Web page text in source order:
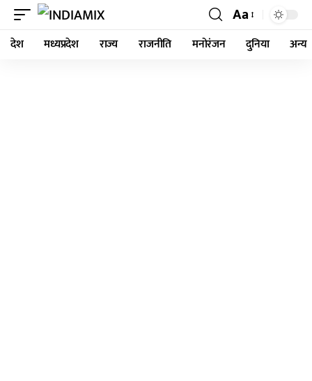
Aa
देश मध्यप्रदेश राज्य राजनीति मनोरंजन दुनिया अन्य